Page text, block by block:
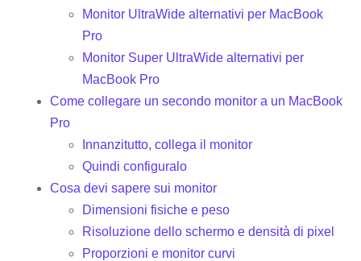
Monitor UltraWide alternativi per MacBook
Pro
Monitor Super UltraWide alternativi per
MacBook Pro
Come collegare un secondo monitor a un MacBook
Pro
Innanzitutto, collega il monitor
Quindi configuralo
Cosa devi sapere sui monitor
Dimensioni fisiche e peso
Risoluzione dello schermo e densità di pixel
Proporzioni e monitor curvi